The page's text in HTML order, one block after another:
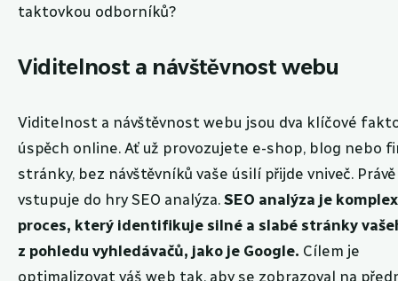
taktovkou odborníků?
Viditelnost a návštěvnost webu
Viditelnost a návštěvnost webu jsou dva klíčové
úspěch online. Ať už provozujete e-shop, blog nebo
stránky, bez návštěvníků vaše úsilí přijde vniveč.
vstupuje do hry SEO analýza. SEO analýza je
proces, který identifikuje silné a slabé stránky
z pohledu vyhledávačů, jako je Google. Cílem je
optimalizovat váš web tak, aby se zobrazoval na